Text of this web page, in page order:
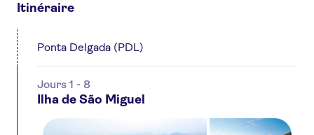
Itinéraire
Ponta Delgada (PDL)
Jours 1 - 8
Ilha de São Miguel